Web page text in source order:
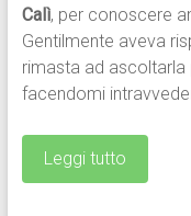
Calì, per conoscere
Gentilmente aveva
rimasta ad
facendomi
Leggi tutto